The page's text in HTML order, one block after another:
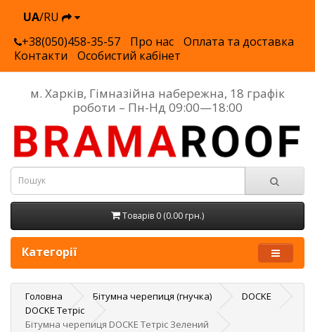
UA/RU
+38(050)458-35-57
Про нас
Оплата та доставка
Контакти
Особистий кабінет
м. Харків, Гімназійна набережна, 18 графік
роботи – Пн-Нд 09:00—18:00
Товарів 0 (0.00 грн.)
Категорії
Головна Бітумна черепиця (гнучка)
DOCKE
DOCKE Тетріс
Бітумна черепиця DOCKE Тетріс Зелений